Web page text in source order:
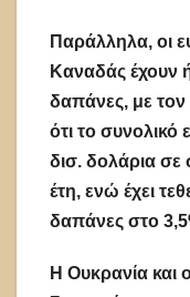
Παράλληλα, οι
Καναδάς έχουν
δαπάνες, με
ότι το
δισ. δολάρια
έτη, ενώ έχει
δαπάνες στο
Η Ουκρανία και